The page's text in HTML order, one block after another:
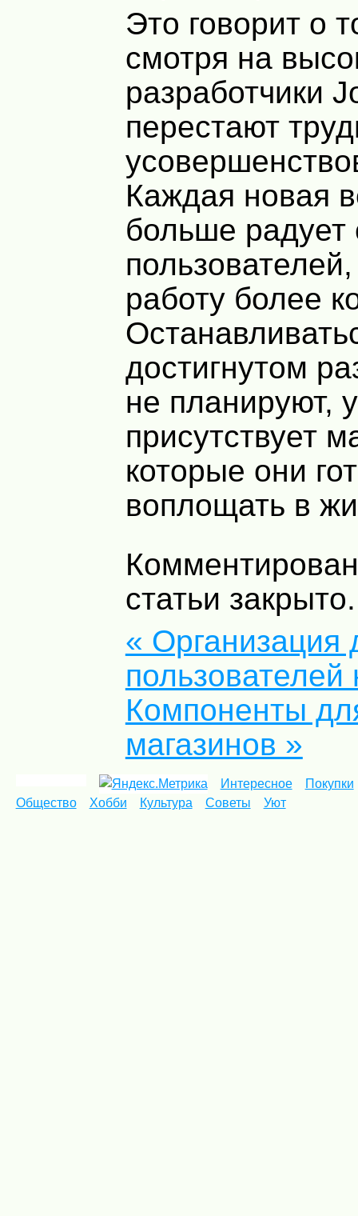
Это говорит о
смотря на
разработчики
перестают
Каждая новая
больше радует
работу более
достигнутом
не планируют,
присутствует
которые они
воплощать в
статьи закрыто.
« Организация
пользователей
Компоненты
магазинов »
Интересное
Покупки
Общество
Хобби Культура Советы Уют